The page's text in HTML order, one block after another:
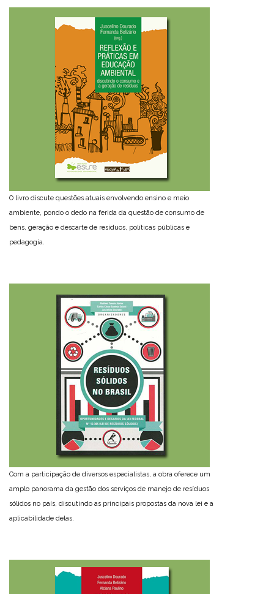
O livro discute questões atuais envolvendo ensino e meio
ambiente, pondo o dedo na ferida da questão de consumo de
bens, geração e descarte de resíduos, políticas públicas e
pedagogia.
Com a participação de diversos especialistas, a obra oferece um
amplo panorama da gestão dos serviços de manejo de resíduos
sólidos no país, discutindo as principais propostas da nova lei e a
aplicabilidade delas.